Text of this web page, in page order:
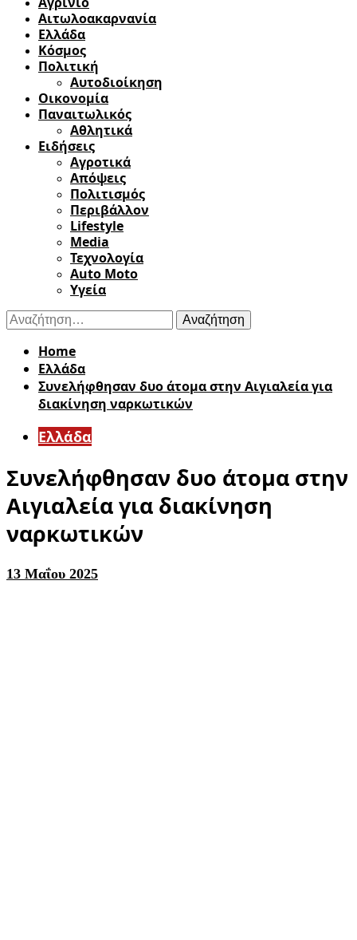
Αιτωλοακαρνανία
Ελλάδα
Κόσμος
Πολιτική
Αυτοδιοίκηση
Οικονομία
Παναιτωλικός
Αθλητικά
Ειδήσεις
Αγροτικά
Απόψεις
Πολιτισμός
Περιβάλλον
Lifestyle
Media
Τεχνολογία
Auto Moto
Υγεία
Αναζήτηση
για:
Home
Ελλάδα
Συνελήφθησαν δυο άτομα στην Αιγιαλεία για
διακίνηση ναρκωτικών
Ελλάδα
Συνελήφθησαν δυο άτομα στην
Αιγιαλεία για διακίνηση
ναρκωτικών
13 Μαΐου 2025